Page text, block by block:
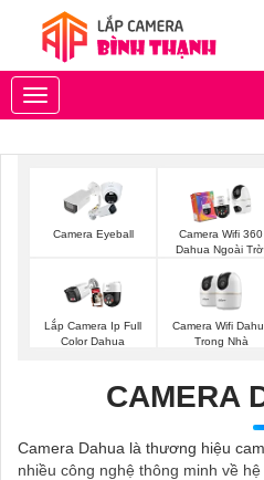
Toggle
navigation
Camera Eyeball
Camera Wifi 360
Dahua Ngoài
Lắp Camera Ip Full
Color Dahua
Camera Wifi
Trong Nhà
CAMERA
Camera Dahua là thương hiệu
nhiều công nghệ thông minh về